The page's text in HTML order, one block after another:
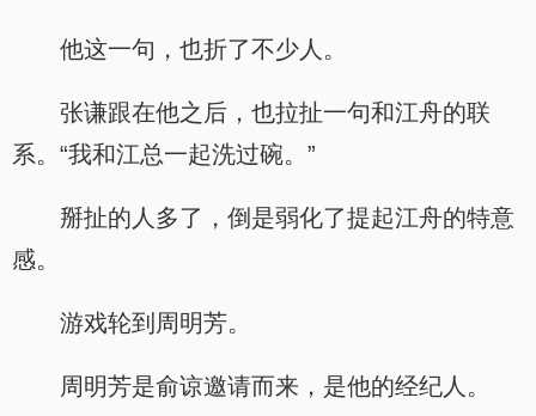
他这一句，也折了不少人。
张谦跟在他之后，也拉扯一句和江舟的联
系。“我和江总一起洗过碗。”
掰扯的人多了，倒是弱化了提起江舟的特意
感。
游戏轮到周明芳。
周明芳是俞谅邀请而来，是他的经纪人。